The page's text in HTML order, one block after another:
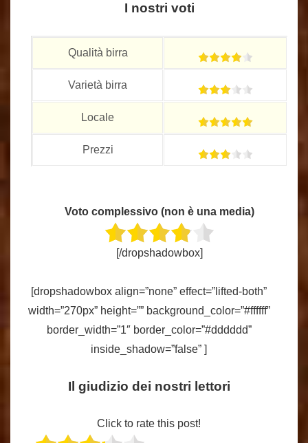
I nostri voti
Qualità birra
Varietà birra
Locale
Prezzi
Voto complessivo (non è una media)
[/dropshadowbox]
[dropshadowbox align=”none” effect=”lifted-both”
width=”270px” height=”” background_color=”#ffffff”
border_width=”1″ border_color=”#dddddd”
inside_shadow=”false” ]
Il giudizio dei nostri lettori
Click to rate this post!